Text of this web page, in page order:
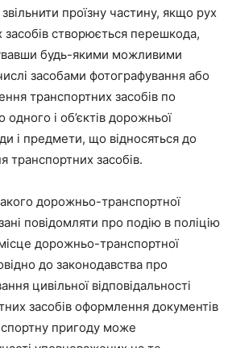
проїзну частину, якщо рух
засобів створюється перешкода,
будь-якими можливими
засобами фотографування або
транспортних засобів по
і об’єктів дорожньої
і предмети, що відносяться до
транспортних засобів.
дорожньо-транспортної
повідомляти про подію в поліцію
дорожньо-транспортної
до законодавства про
цивільної відповідальності
засобів оформлення документів
пригоду може